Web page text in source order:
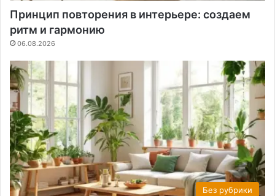
Принцип повторения в интерьере: создаем
ритм и гармонию
06.08.2026
Без рубрики